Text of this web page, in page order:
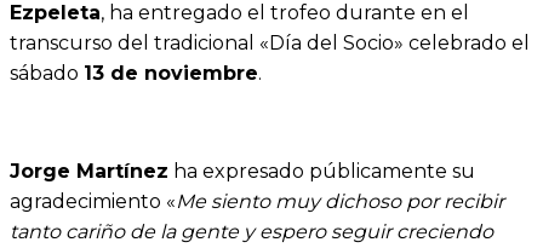
Ezpeleta, ha entregado el trofeo durante en el
transcurso del tradicional «Día del Socio» celebrado el
sábado 13 de noviembre.
Jorge Martínez ha expresado públicamente su
agradecimiento «Me siento muy dichoso por recibir
tanto cariño de la gente y espero seguir creciendo